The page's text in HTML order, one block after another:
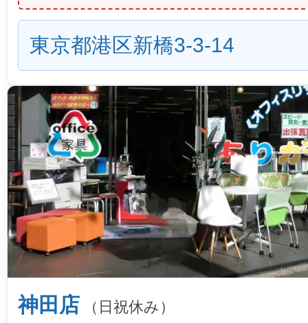
東京都港区新橋3-3-14
神田店 （日祝休み）